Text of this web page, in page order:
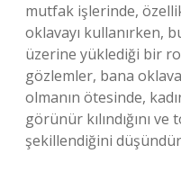
mutfak işlerinde,
oklavayı kullanırken,
üzerine yüklediği bir
gözlemler, bana
olmanın ötesinde,
görünür kılındığını
şekillendiğini